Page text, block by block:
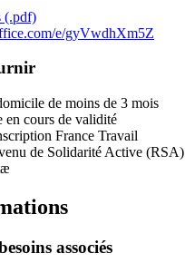
(.pdf)
e/gyVwdhXm5Z
de moins de 3 mois
en cours de validité
France Travail
de Solidarité Active (RSA)
associés